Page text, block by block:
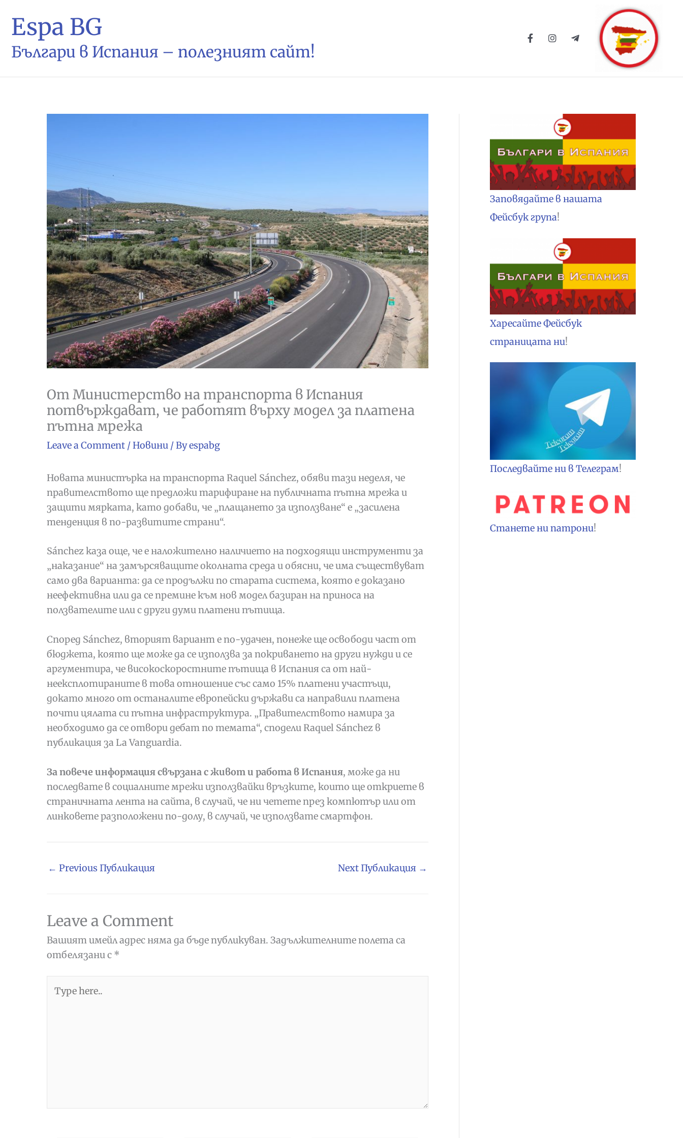
Espa BG
Българи в Испания – полезният сайт!
От Министерство на транспорта в Испания
потвърждават, че работят върху модел за платена
пътна мрежа
Leave a Comment /Новини / Byespabg
Новата министърка на транспорта Raquel Sánchez, обяви тази неделя, че
правителството ще предложи тарифиране на публичната пътна мрежа и
защити мярката, като добави, че „плащането за използване“ е „засилена
тенденция в по-развитите страни“.
Sánchez каза още, че е наложително наличието на подходящи инструменти за
„наказание“ на замърсяващите околната среда и обясни, че има съществуват
само два варианта: да се продължи по старата система, която е доказано
неефективна или да се премине към нов модел базиран на приноса на
ползвателите или с други думи платени пътища.
Според Sánchez, вторият вариант е по-удачен, понеже ще освободи част от
бюджета, която ще може да се използва за покриването на други нужди и се
аргументира, че високоскоростните пътища в Испания са от най-
неексплотираните в това отношение със само 15% платени участъци,
докато много от останалите европейски държави са направили платена
почти цялата си пътна инфраструктура. „Правителството намира за
необходимо да се отвори дебат по темата“, споделиRaquel Sánchez в
публикация за La Vanguardia.
За повече информация свързана с живот и работа в Испания, може да ни
последвате в социалните мрежи използвайки връзките, които ще откриете в
страничната лента на сайта, в случай, че ни четете през компютър или от
линковете разположени по-долу, в случай, че използвате смартфон.
← Previous Публикация Next Публикация →
Leave a Comment
Вашият имейл адрес няма да бъде публикуван. Задължителните полета са
отбелязани с *
here..
Заповядайте в нашата
Фейсбук група!
Харесайте Фейсбук
страницата ни!
Последвайте ни в Телеграм!
Станете ни патрони!